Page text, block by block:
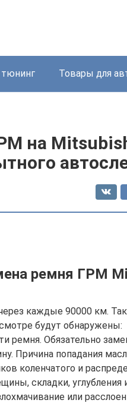
Товары для
на
ремня ГРМ
каждые 90000 км.
будут обнаружены:
ремня. Обязательно
Причина попадания
коленчатого и
складки,
или